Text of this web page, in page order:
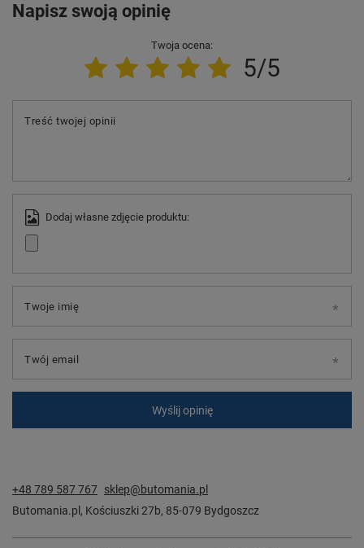
Napisz swoją opinię
Twoja ocena:
5/5
Treść twojej opinii
Dodaj własne zdjęcie produktu:
Twoje imię
Twój email
Wyślij opinię
+48 789 587 767 sklep@butomania.pl
Butomania.pl , Kościuszki 27b, 85-079 Bydgoszcz